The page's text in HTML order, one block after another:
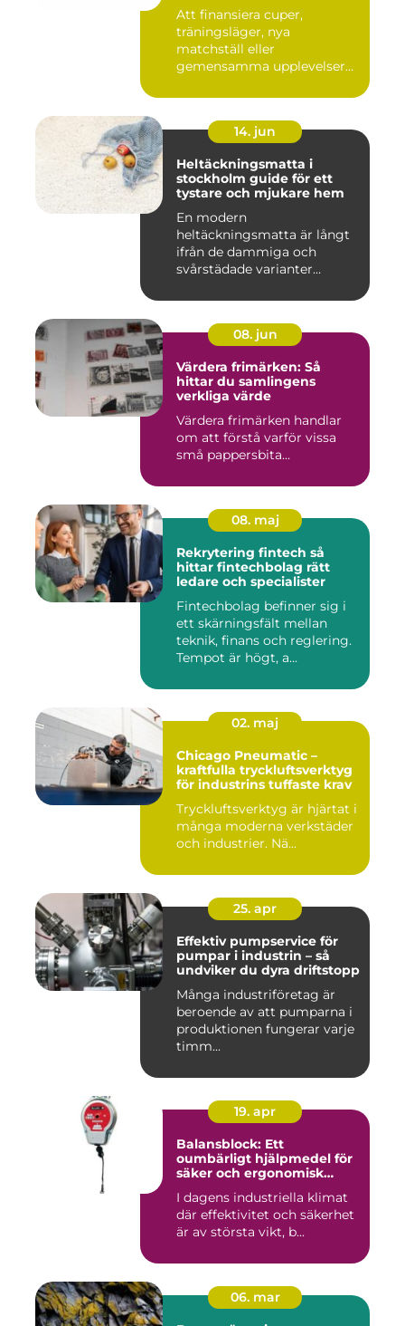
Att finansiera cuper,
träningsläger, nya
matchställ eller
gemensamma upplevelser
14. jun
Heltäckningsmatta i
stockholm guide för ett
tystare och mjukare hem
En modern
heltäckningsmatta är långt
ifrån de dammiga och
svårstädade varianter
08. jun
Värdera frimärken: Så
hittar du samlingens
verkliga värde
Värdera frimärken handlar
om att förstå varför vissa
små pappersbita...
08. maj
Rekrytering fintech så
hittar fintechbolag rätt
ledare och specialister
Fintechbolag befinner sig i
ett skärningsfält mellan
teknik, finans och reglering.
Tempot är högt, a...
02. maj
Chicago Pneumatic –
kraftfulla tryckluftsverktyg
för industrins tuffaste krav
Tryckluftsverktyg är hjärtat i
många moderna verkstäder
och industrier. Nä...
25. apr
Effektiv pumpservice för
pumpar i industrin – så
undviker du dyra driftstopp
Många industriföretag är
beroende av att pumparna i
produktionen fungerar varje
timm...
19. apr
Balansblock: Ett
oumbärligt hjälpmedel för
säker och ergonomisk
I dagens industriella klimat
där effektivitet och säkerhet
är av största vikt, b...
06. mar